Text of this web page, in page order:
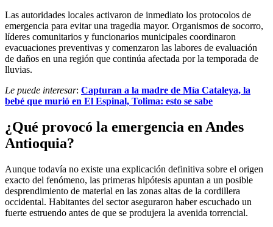
Las autoridades locales activaron de inmediato los protocolos de
emergencia para evitar una tragedia mayor. Organismos de socorro,
líderes comunitarios y funcionarios municipales coordinaron
evacuaciones preventivas y comenzaron las labores de evaluación
de daños en una región que continúa afectada por la temporada de
lluvias.
Le puede interesar: Capturan a la madre de Mía Cataleya, la
bebé que murió en El Espinal, Tolima: esto se sabe
¿Qué provocó la emergencia en Andes
Antioquia?
Aunque todavía no existe una explicación definitiva sobre el origen
exacto del fenómeno, las primeras hipótesis apuntan a un posible
desprendimiento de material en las zonas altas de la cordillera
occidental. Habitantes del sector aseguraron haber escuchado un
fuerte estruendo antes de que se produjera la avenida torrencial.